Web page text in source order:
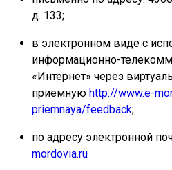
д. 133;
в электронном виде с
информационно-
«Интернет» через
приемную http://www.e-
priemnaya/feedback;
по адресу электронной
mordovia.ru